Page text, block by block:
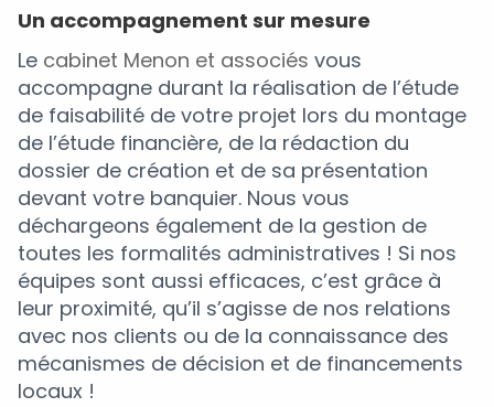
Un accompagnement sur mesure
Le cabinet Menon et associés vous
accompagne durant la réalisation de l’étude
de faisabilité de votre projet lors du montage
de l’étude financière, de la rédaction du
dossier de création et de sa présentation
devant votre banquier. Nous vous
déchargeons également de la gestion de
toutes les formalités administratives ! Si nos
équipes sont aussi efficaces, c’est grâce à
leur proximité, qu’il s’agisse de nos relations
avec nos clients ou de la connaissance des
mécanismes de décision et de financements
locaux !